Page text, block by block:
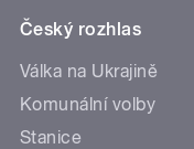
Český rozhlas
Válka na Ukrajině
Komunální volby
Stanice